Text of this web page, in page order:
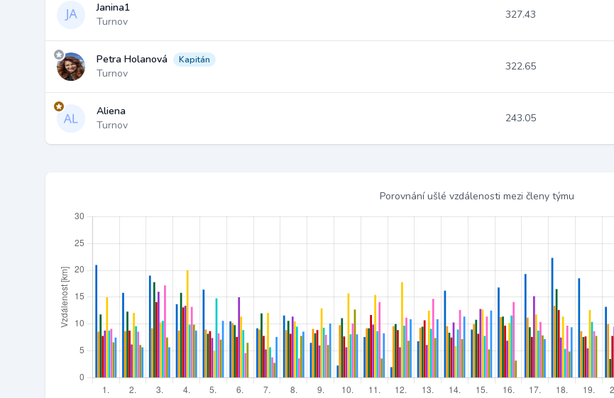
Janina1
Turnov
327.43
Petra Holanová Kapitán
Turnov
322.65
Aliena
Turnov
243.05
Porovnání ušlé vzdálenosti mezi členy týmu